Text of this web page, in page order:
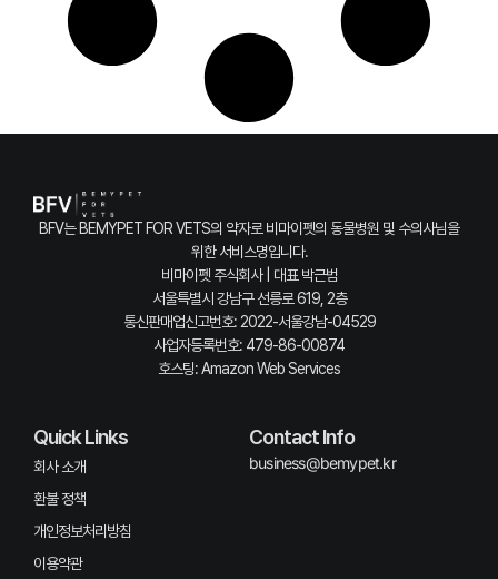
BFV는 BEMYPET FOR VETS의 약자로 비마이펫의 동물병원 및 수의사님을
위한 서비스명입니다.
비마이펫 주식회사 | 대표 박근범
서울특별시 강남구 선릉로 619, 2층
통신판매업신고번호: 2022-서울강남-04529
사업자등록번호: 479-86-00874
호스팅: Amazon Web Services
Quick Links
회사 소개
환불 정책
개인정보처리방침
이용약관
Contact Info
business@bemypet.kr